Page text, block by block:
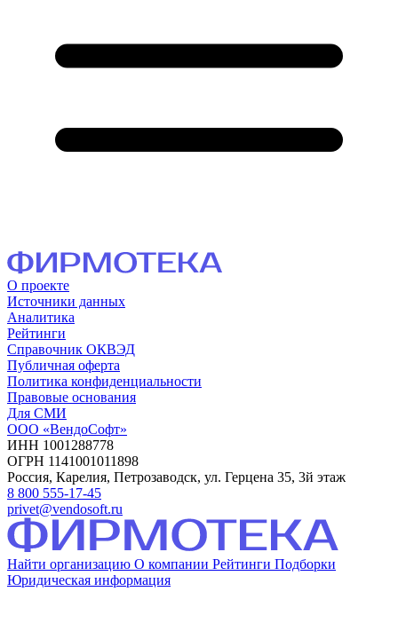
О проекте
Источники данных
Аналитика
Рейтинги
Справочник ОКВЭД
Публичная оферта
Политика конфиденциальности
Правовые основания
Для СМИ
ООО «ВендоСофт»
ИНН 1001288778
ОГРН 1141001011898
Россия, Карелия, Петрозаводск, ул. Герцена 35, 3й этаж
8 800 555-17-45
privet@vendosoft.ru
Найти организацию О компании Рейтинги Подборки
Юридическая информация